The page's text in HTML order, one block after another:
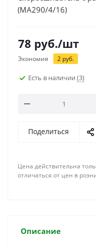
(МА290/4/16)
78 руб./шт
Экономия 2 руб.
Есть в наличии (3)
Поделиться
Цена действительна
отличаться от цен в
Описание